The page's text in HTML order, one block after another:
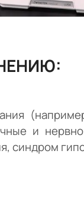
и
синдром